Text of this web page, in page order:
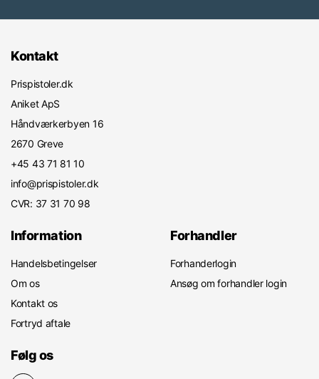
Kontakt
Prispistoler.dk
Aniket ApS
Håndværkerbyen 16
2670 Greve
+45 43 71 81 10
info@prispistoler.dk
CVR: 37 31 70 98
Information
Handelsbetingelser
Om os
Kontakt os
Fortryd aftale
Forhandler
Forhanderlogin
Ansøg om forhandler login
Følg os